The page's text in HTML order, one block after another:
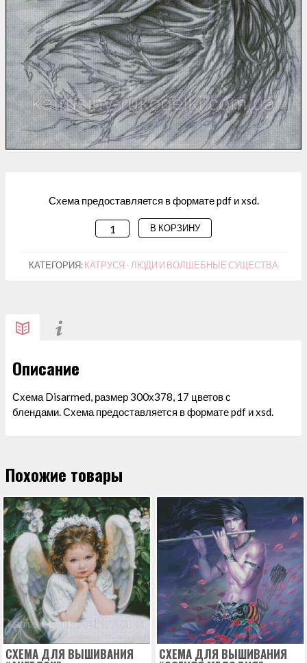
Схема предоставляется в формате pdf и xsd.
КОЛИЧЕСТВО
СХЕМА
ДЛЯ
В КОРЗИНУ
КАТЕГОРИЯ:КАТРУСЯ - ЛЮДИ И ВОЛШЕБНЫЕ СУЩЕСТВА
Описание
Схема Disarmed, размер 300х378, 17 цветов с
блендами. Схема предоставляется в формате pdf и xsd.
Похожие товары
СХЕМА ДЛЯ ВЫШИВАНИЯ СХЕМА ДЛЯ ВЫШИВАНИЯ